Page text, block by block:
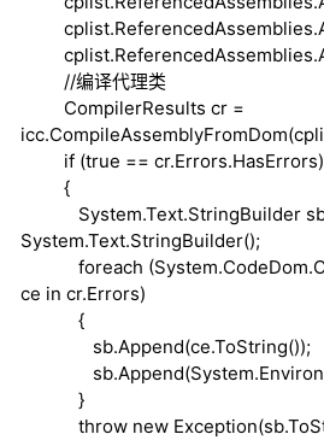
//编译代理类
CompilerResults cr =
if (true == cr.Errors.HasErrors)
{
System.Text.StringBuilder
System.Text.StringBuilder();
foreach
ce in cr.Errors)
{
sb.Append(ce.ToString());
}
throw new